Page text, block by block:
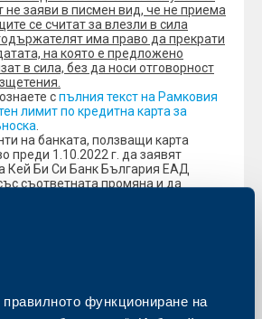
правилното функциониране на
не заяви в писмен вид, че не приема
се считат за влезли в сила
има право да прекрати
на която е предложено
в сила, без да носи отговорност
спълния текст на Рамковия
лимит по кредитна карта за
на банката, ползващи карта
преди 1.10.2022 г. да заявят
Кей Би Си Банк България ЕАД
съответната промяна и да
за ползване на картата, без да
или обезщетение във връзка с
и на телефоните на Контактния
на цената на градски